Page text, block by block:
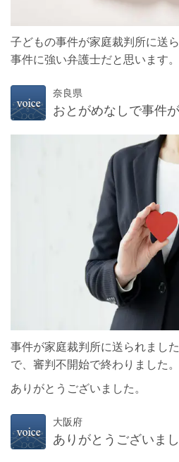
子どもの事件が家庭裁判所に送
事件に強い弁護士だと思います。
奈良県
おとがめなしで事件
事件が家庭裁判所に送られまし
で、審判不開始で終わりました。
ありがとうございました。
大阪府
ありがとうございま